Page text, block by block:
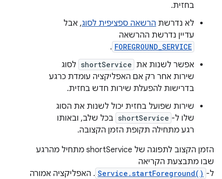
בחזית.
לא נדרשת הרשאה ספציפית לסוג, אבל
עדיין נדרשת ההרשאה
FOREGROUND_SERVICE
.
אפשר לשנות את shortService לסוג
שירות אחר רק אם האפליקציה עומדת כרגע
בדרישות להפעלת שירות חדש בחזית.
שירות שפועל בחזית יכול לשנות את הסוג
שלו ל- shortService בכל שלב, ובאותו
רגע מתחילה תקופת הזמן הקצובה.
הזמן הקצוב לתפוגה של shortService מתחיל מהרגע
שבו מתבצעת הקריאה
ל- Service.startForeground() . האפליקציה אמורה